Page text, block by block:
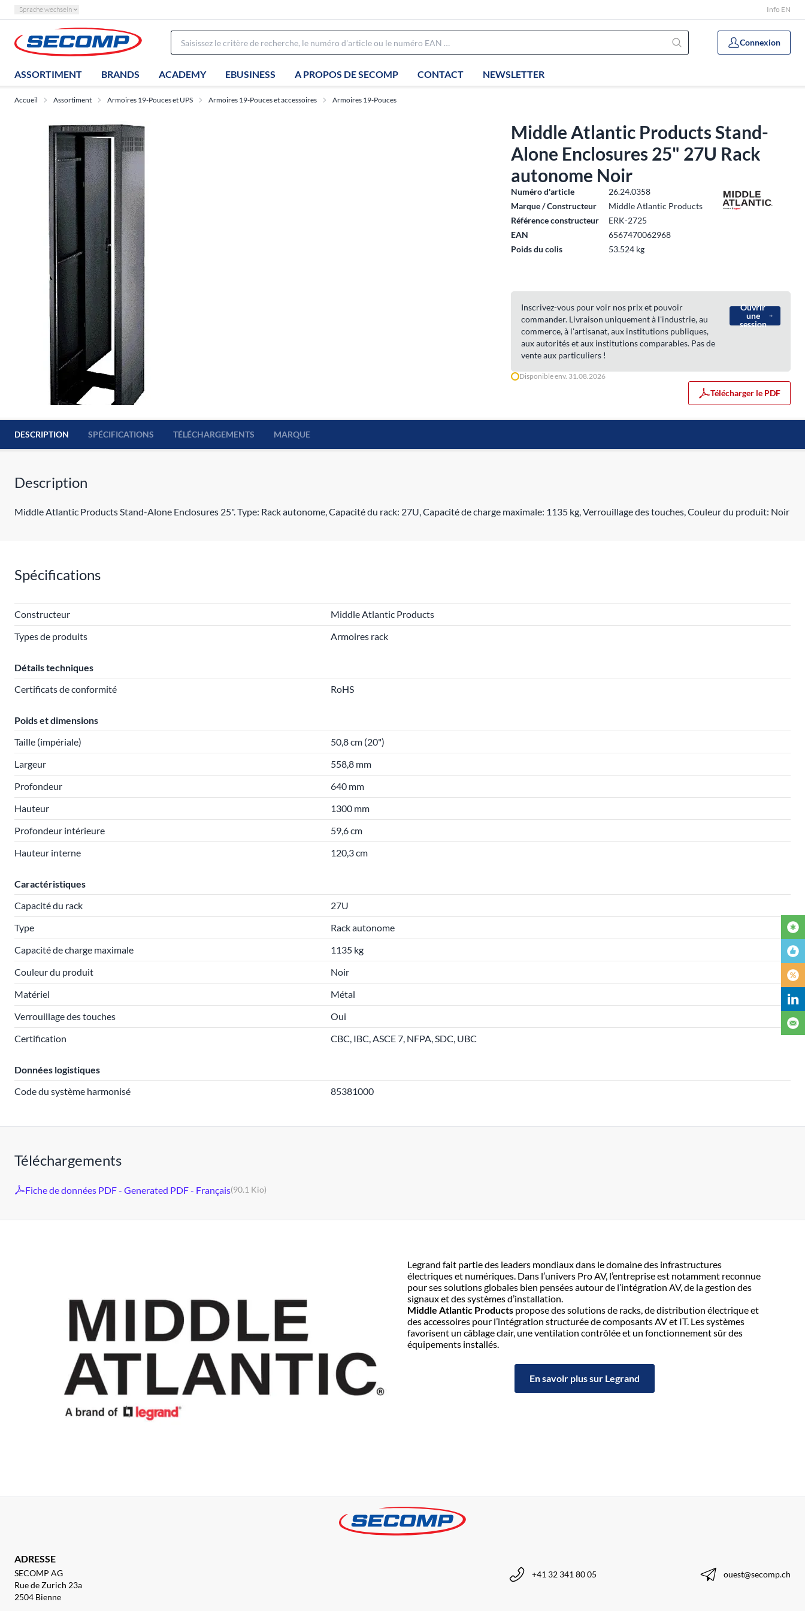
Sprache wechseln Info EN
Connexion
ASSORTIMENT BRANDS ACADEMY EBUSINESS A PROPOS DE SECOMP CONTACT NEWSLETTER
Accueil Assortiment Armoires 19-Pouces et UPS Armoires 19-Pouces et accessoires Armoires 19-Pouces
Middle Atlantic Products Stand-
Alone Enclosures 25" 27U Rack
autonome Noir
Numéro d'article
26.24.0358
Marque / Constructeur
Middle Atlantic Products
Référence constructeur
ERK-2725
EAN
6567470062968
Poids du colis
53.524 kg
Inscrivez-vous pour voir nos prix et pouvoir
commander. Livraison uniquement à l'industrie, au
commerce, à l'artisanat, aux institutions publiques,
aux autorités et aux institutions comparables. Pas de
vente aux particuliers !
Ouvrir
une
session
Disponible env. 31.08.2026
Télécharger le PDF
DESCRIPTION SPÉCIFICATIONS TÉLÉCHARGEMENTS MARQUE
Description
Middle Atlantic Products Stand-Alone Enclosures 25". Type: Rack autonome, Capacité du rack: 27U, Capacité de charge maximale: 1135 kg, Verrouillage des touches, Couleur du produit: Noir
Spécifications
Constructeur
Middle Atlantic Products
Types de produits
Armoires rack
Détails techniques
Certificats de conformité
RoHS
Poids et dimensions
Taille (impériale)
50,8 cm (20")
Largeur
558,8 mm
Profondeur
640 mm
Hauteur
1300 mm
Profondeur intérieure
59,6 cm
Hauteur interne
120,3 cm
Caractéristiques
Capacité du rack
27U
Type
Rack autonome
Capacité de charge maximale
1135 kg
Couleur du produit
Noir
Matériel
Métal
Verrouillage des touches
Oui
Certification
CBC, IBC, ASCE 7, NFPA, SDC, UBC
Données logistiques
Code du système harmonisé
85381000
Téléchargements
Fiche de données PDF - Generated PDF - Français(90.1 Kio)
Legrand fait partie des leaders mondiaux dans le domaine des infrastructures
électriques et numériques. Dans l’univers Pro AV, l’entreprise est notamment reconnue
pour ses solutions globales bien pensées autour de l’intégration AV, de la gestion des
signaux et des systèmes d’installation.
Middle Atlantic Products propose des solutions de racks, de distribution électrique et
des accessoires pour l’intégration structurée de composants AV et IT. Les systèmes
favorisent un câblage clair, une ventilation contrôlée et un fonctionnement sûr des
équipements installés.
En savoir plus sur Legrand
ADRESSE
SECOMP AG
Rue de Zurich 23a
2504 Bienne
+41 32 341 80 05 ouest@secomp.ch